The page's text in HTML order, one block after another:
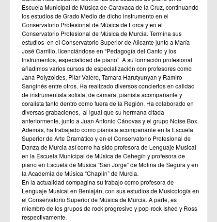
Escuela Municipal de Música de Caravaca de la Cruz, continuando
los estudios de Grado Medio de dicho instrumento en el
Conservatorio Profesional de Música de Lorca y en el
Conservatorio Profesional de Música de Murcia. Termina sus
estudios en el Conservatorio Superior de Alicante junto a María
José Carrillo, licenciándose en “Pedagogía del Canto y los
Instrumentos, especialidad de piano”. A su formación profesional
añadimos varios cursos de especialización con profesores como
Jana Polyzoides, Pilar Valero, Tamara Harutyunyan y Ramiro
Sanginés entre otros. Ha realizado diversos conciertos en calidad
de instrumentista solista, de cámara, pianista acompañante y
coralista tanto dentro como fuera de la Región. Ha colaborado en
diversas grabaciones, al igual que su hermana citada
anteriormente, junto a Juan Antonio Cánovas y el grupo Noise Box.
Además, ha trabajado como pianista acompañante en la Escuela
Superior de Arte Dramático y en el Conservatorio Profesional de
Danza de Murcia así como ha sido profesora de Lenguaje Musical
en la Escuela Municipal de Música de Cehegín y profesora de
piano en Escuela de Música “San Jorge” de Molina de Segura y en
la Academia de Música “Chaplin” de Murcia.
En la actualidad compagina su trabajo como profesora de
Lenguaje Musical en Beniaján, con sus estudios de Musicología en
el Conservatorio Superior de Música de Murcia. A parte, es
miembro de los grupos de rock progresivo y pop-rock Ished y Ross
respectivamente.